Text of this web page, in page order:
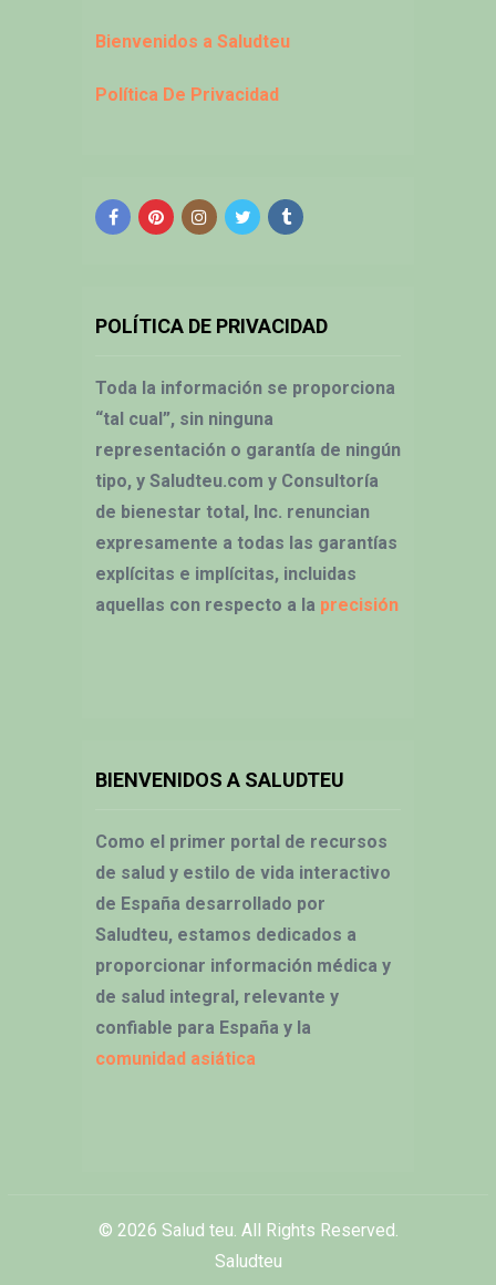
Bienvenidos a Saludteu
Política De Privacidad
POLÍTICA DE PRIVACIDAD
Toda la información se proporciona
“tal cual”, sin ninguna
representación o garantía de ningún
tipo, y Saludteu.com y Consultoría
de bienestar total, Inc. renuncian
expresamente a todas las garantías
explícitas e implícitas, incluidas
aquellas con respecto a la precisión
BIENVENIDOS A SALUDTEU
Como el primer portal de recursos
de salud y estilo de vida interactivo
de España desarrollado por
Saludteu, estamos dedicados a
proporcionar información médica y
de salud integral, relevante y
confiable para España y la
comunidad asiática
© 2026 Salud teu . All Rights Reserved.
Saludteu